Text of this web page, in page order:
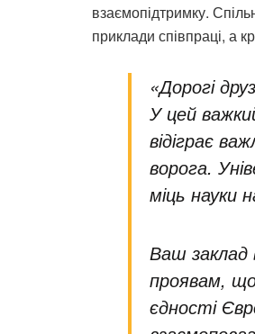
взаємопідтримку.
приклади співпраці, а
«Дорогі
У цей
відіграє
ворога.
міць науки
Ваш заклад
проявам, що
єдності